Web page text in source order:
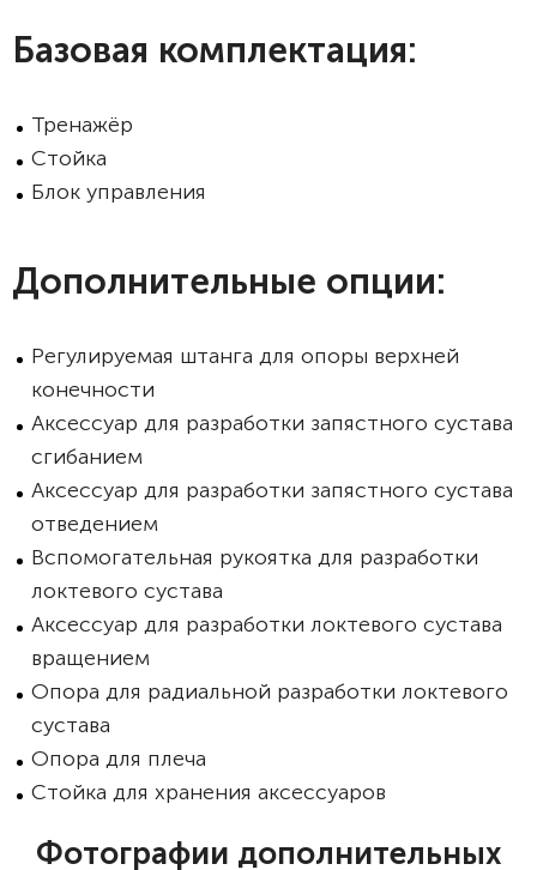
Базовая комплектация:
Тренажёр
Стойка
Блок управления
Дополнительные опции:
Регулируемая штанга для опоры верхней
конечности
Аксессуар для разработки запястного сустава
сгибанием
Аксессуар для разработки запястного сустава
отведением
Вспомогательная рукоятка для разработки
локтевого сустава
Аксессуар для разработки локтевого сустава
вращением
Опора для радиальной разработки локтевого
сустава
Опора для плеча
Стойка для хранения аксессуаров
Фотографии дополнительных